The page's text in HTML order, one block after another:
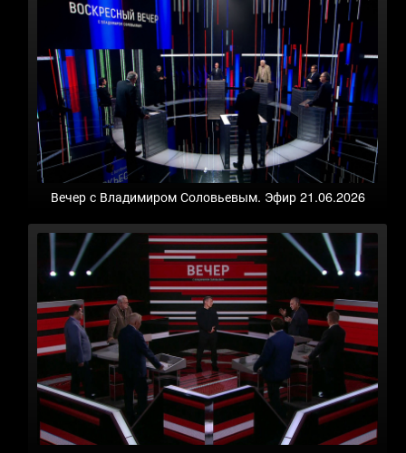
Вечер с Владимиром Соловьевым. Эфир 21.06.2026